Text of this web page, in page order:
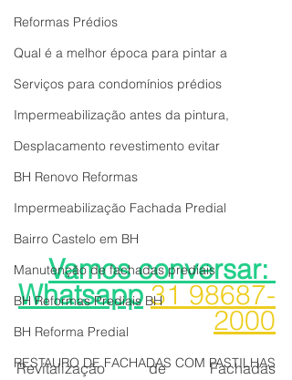
Reformas Prédios
Qual é a melhor época para pintar a
Serviços para condomínios prédios
Impermeabilização antes da pintura,
Desplacamento revestimento evitar
BH Renovo Reformas
Impermeabilização Fachada Predial
Bairro Castelo em BH
Manutenção de fachadas prediais
BH Reformas Prediais BH
BH Reforma Predial
RESTAURO DE FACHADAS COM PASTILHAS
Vamos conversar:
Whatsapp 31 98687-
2000
Revitalização de Fachadas